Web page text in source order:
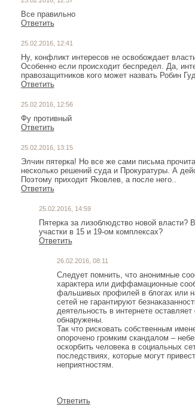
Все правильно
Ответить
25.02.2016, 12:41
Ну, конфликт интересов не освобождает
Особенно если происходит беспредел. Да,
правозащитников кого может назвать Робин
Ответить
25.02.2016, 12:56
Фу противный
Ответить
25.02.2016, 13:15
Элчин пятерка! Но все же сами письма
несколько решений суда и Прокуратуры. А
Поэтому приходит Яковлев, а после него..
Ответить
25.02.2016, 14:59
Пятерка за лизоблюдство новой власти?
участки в 15 и 19-ом комплексах?
Ответить
26.02.2016, 08:11
Следует помнить, что анонимные
характера или диффамационные
фальшивых профилей в блогах или
сетей не гарантируют
деятельность в интернете
обнаружены.
Так что рисковать собственным
опорочено громким скандалом –
оскорбить человека в социальных
последствиях, которые могут
неприятностям.
Ответить